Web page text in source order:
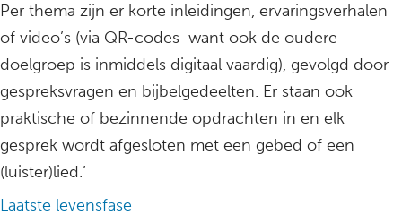
Per thema zijn er korte inleidingen, ervaringsverhalen
of video’s (via QR-codes want ook de oudere
doelgroep is inmiddels digitaal vaardig), gevolgd door
gespreksvragen en bijbelgedeelten. Er staan ook
praktische of bezinnende opdrachten in en elk
gesprek wordt afgesloten met een gebed of een
(luister)lied.’
Laatste levensfase